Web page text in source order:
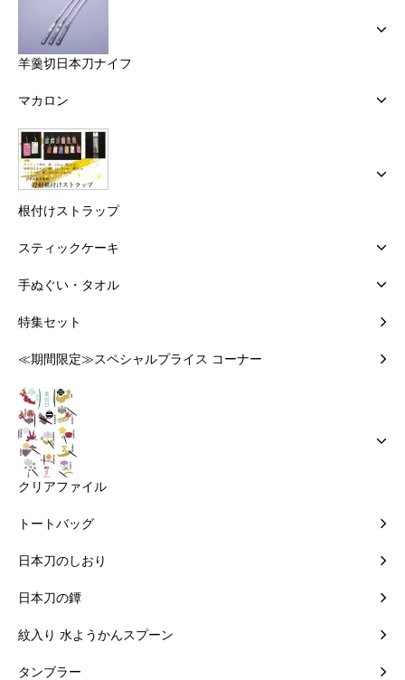
羊羹切日本刀ナイフ
マカロン
根付けストラップ
スティックケーキ
手ぬぐい・タオル
特集セット
≪期間限定≫スペシャルプライス コーナー
クリアファイル
トートバッグ
日本刀のしおり
日本刀の鐔
紋入り 水ようかんスプーン
タンブラー